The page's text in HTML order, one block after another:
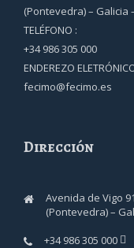
(Pontevedra) – Galicia
TELÉFONO :
+34 986 305 000
ENDEREZO
fecimo@fecimo.es
Dirección
Avenida de Vigo
(Pontevedra) –
+34 986 305 000